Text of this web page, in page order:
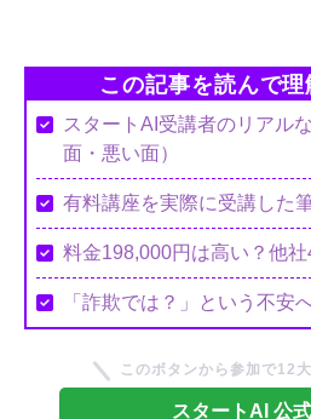
この記事を読んで理
スタートAI受講者のリアル
面・悪い面）
有料講座を実際に受講した
料金198,000円は高い？他
「詐欺では？」という不安
このボタンから参加で12
スタートAI 公